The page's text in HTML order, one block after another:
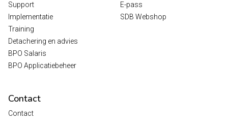
Support
Implementatie
Training
Detachering en advies
BPO Salaris
BPO Applicatiebeheer
E-pass
SDB Webshop
Contact
Contact